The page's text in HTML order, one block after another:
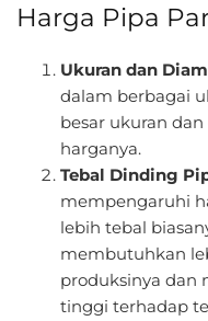
Harga Pipa
Ukuran dan
dalam berbagai
besar ukuran
harganya.
Tebal Dinding
mempengaruhi
lebih tebal
membutuhkan
produksinya dan
tinggi terhadap